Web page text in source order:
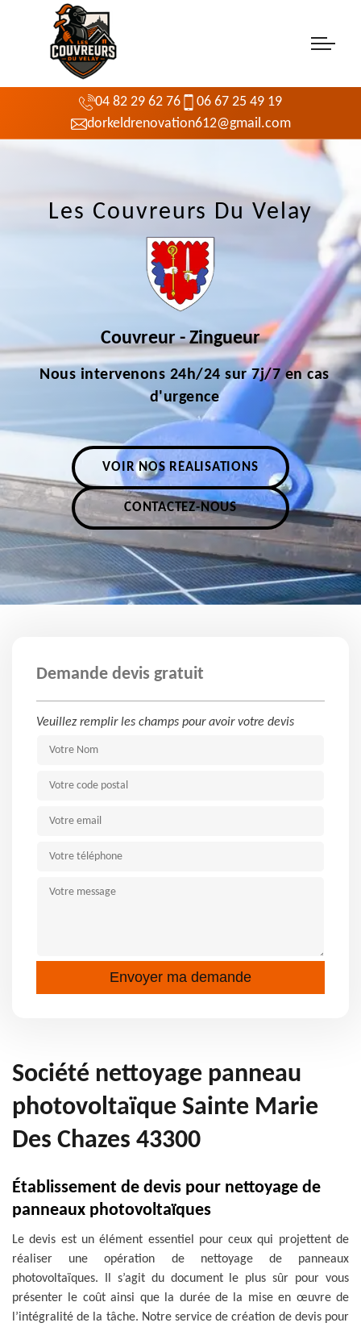
04 82 29 62 76
06 67 25 49 19
dorkeldrenovation612@gmail.com
Les Couvreurs Du Velay
Couvreur - Zingueur
Nous intervenons 24h/24 sur 7j/7 en cas
d'urgence
VOIR NOS RÉALISATIONS
CONTACTEZ-NOUS
Demande devis gratuit
Veuillez remplir les champs pour avoir votre devis
Société nettoyage panneau
photovoltaïque Sainte Marie
Des Chazes 43300
Établissement de devis pour nettoyage de
panneaux photovoltaïques
Le devis est un élément essentiel pour ceux qui projettent de
réaliser une opération de nettoyage de panneaux
photovoltaïques. Il s’agit du document le plus sûr pour vous
présenter le coût ainsi que la durée de la mise en œuvre de
l’intégralité de la tâche. Notre service de création de devis pour